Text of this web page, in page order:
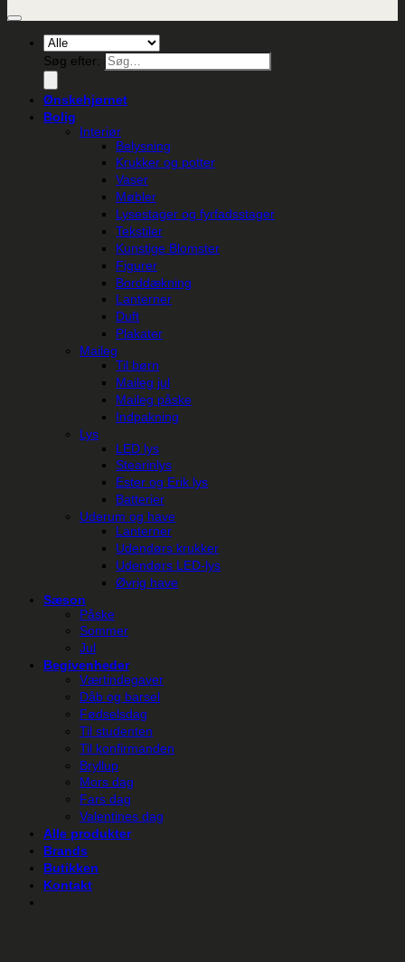
Søg efter:
Ønskehjørnet
Bolig
Interiør
Belysning
Krukker og potter
Vaser
Møbler
Lysestager og fyrfadsstager
Tekstiler
Kunstige Blomster
Figurer
Borddækning
Lanterner
Duft
Plakater
Maileg
Til børn
Maileg jul
Maileg påske
Indpakning
Lys
LED lys
Stearinlys
Ester og Erik lys
Batterier
Uderum og have
Lanterner
Udendørs krukker
Udendørs LED-lys
Øvrig have
Sæson
Påske
Sommer
Jul
Begivenheder
Værtindegaver
Dåb og barsel
Fødselsdag
Til studenten
Til konfirmanden
Bryllup
Mors dag
Fars dag
Valentines dag
Alle produkter
Brands
Butikken
Kontakt